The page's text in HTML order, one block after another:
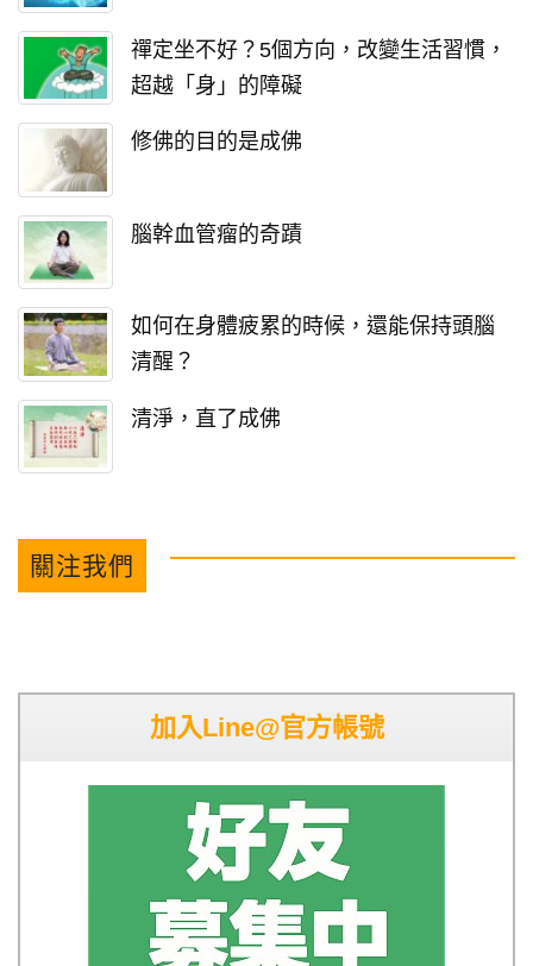
禪定坐不好？5個方向，改變生活習慣，
超越「身」的障礙
修佛的目的是成佛
腦幹血管瘤的奇蹟
如何在身體疲累的時候，還能保持頭腦
清醒？
清淨，直了成佛
關注我們
加入Line@官方帳號